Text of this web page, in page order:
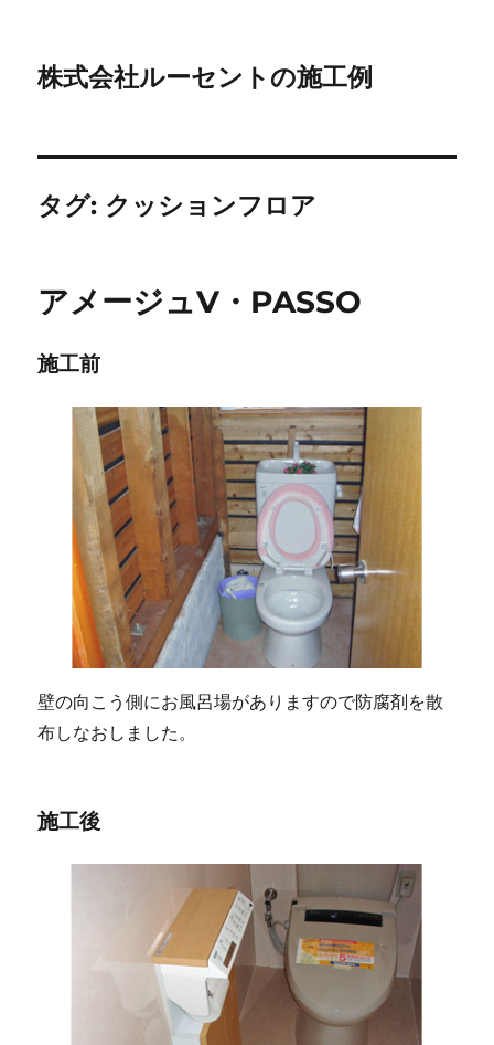
株式会社ルーセントの施工例
タグ: クッションフロア
アメージュV・PASSO
施工前
壁の向こう側にお風呂場がありますので防腐剤を散
布しなおしました。
施工後